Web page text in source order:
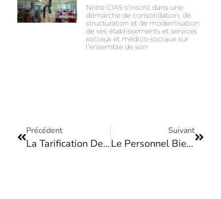
Notre CIAS s’inscrit dans une
démarche de consolidation, de
structuration et de modernisation
de ses établissements et services
sociaux et médico-sociaux sur
l’ensemble de son
Précédent
La Tarification Des EHPAD
Suivant
Le Personnel Bientôt Formé À La Méthode Montessori